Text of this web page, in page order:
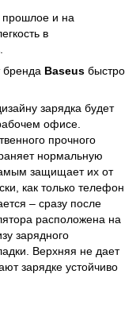
прошлое и на
в
бренда Baseus быстро
зарядка будет
офисе.
прочного
нормальную
защищает их от
как только телефон
– сразу после
расположена на
зарядного
Верхняя не дает
зарядке устойчиво